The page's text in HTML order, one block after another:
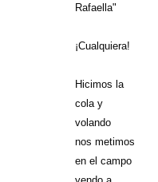
Rafaella"
¡Cualquiera!
Hicimos la
cola y
volando
nos metimos
en el campo